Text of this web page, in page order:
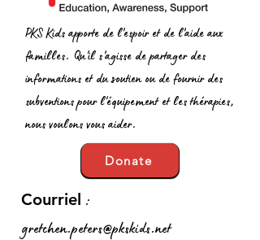
PKS Kids apporte de l'espoir et de l'aide aux
familles. Qu'il s'agisse de partager des
informations et du soutien ou de fournir des
subventions pour l'équipement et les thérapies,
nous voulons vous aider.
Donate
Courriel :
gretchen.peters@pkskids.net